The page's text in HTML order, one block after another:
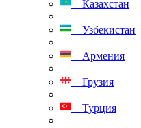
Казахстан
Узбекистан
Армения
Грузия
Турция